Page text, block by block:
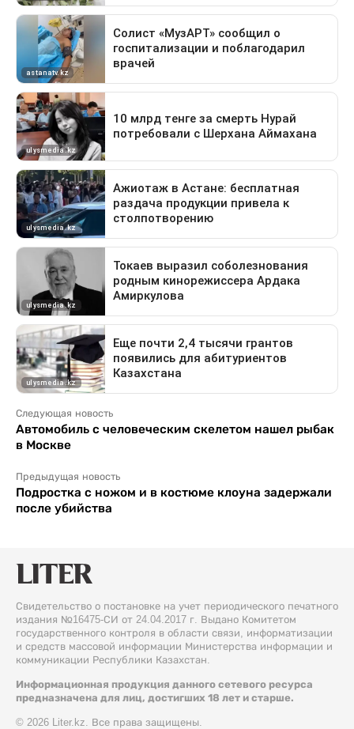
Следующая новость
Автомобиль с человеческим скелетом нашел рыбак
в Москве
Предыдущая новость
Подростка с ножом и в костюме клоуна задержали
после убийства
Свидетельство о постановке на учет периодического печатного
издания №16475-СИ от 24.04.2017 г. Выдано Комитетом
государственного контроля в области связи, информатизации
и средств массовой информации Министерства информации и
коммуникации Республики Казахстан.
Информационная продукция данного сетевого ресурса
предназначена для лиц, достигших 18 лет и старше.
© 2026 Liter.kz. Все права защищены.